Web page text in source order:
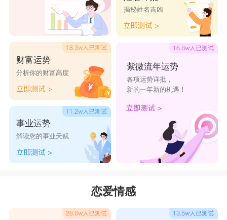
财富运势
分析你的财富高度
事业运势
解读您的事业天赋
揭秘姓名吉凶
紫微流年运势
各项运势详批，
新的一年新的机遇！
恋爱情感